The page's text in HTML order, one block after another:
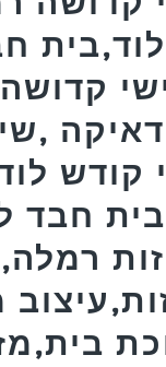
קדושה
קודש
חבד